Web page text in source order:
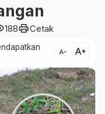
188printCetak
text_decrease text_increase